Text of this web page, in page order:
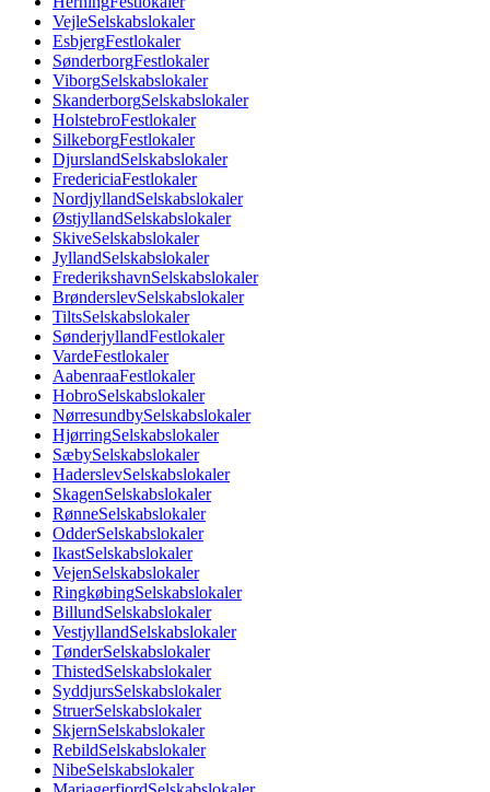
VejleSelskabslokaler
EsbjergFestlokaler
SønderborgFestlokaler
ViborgSelskabslokaler
SkanderborgSelskabslokaler
HolstebroFestlokaler
SilkeborgFestlokaler
DjurslandSelskabslokaler
FredericiaFestlokaler
NordjyllandSelskabslokaler
ØstjyllandSelskabslokaler
SkiveSelskabslokaler
JyllandSelskabslokaler
FrederikshavnSelskabslokaler
BrønderslevSelskabslokaler
TiltsSelskabslokaler
SønderjyllandFestlokaler
VardeFestlokaler
AabenraaFestlokaler
HobroSelskabslokaler
NørresundbySelskabslokaler
HjørringSelskabslokaler
SæbySelskabslokaler
HaderslevSelskabslokaler
SkagenSelskabslokaler
RønneSelskabslokaler
OdderSelskabslokaler
IkastSelskabslokaler
VejenSelskabslokaler
RingkøbingSelskabslokaler
BillundSelskabslokaler
VestjyllandSelskabslokaler
TønderSelskabslokaler
ThistedSelskabslokaler
SyddjursSelskabslokaler
StruerSelskabslokaler
SkjernSelskabslokaler
RebildSelskabslokaler
NibeSelskabslokaler